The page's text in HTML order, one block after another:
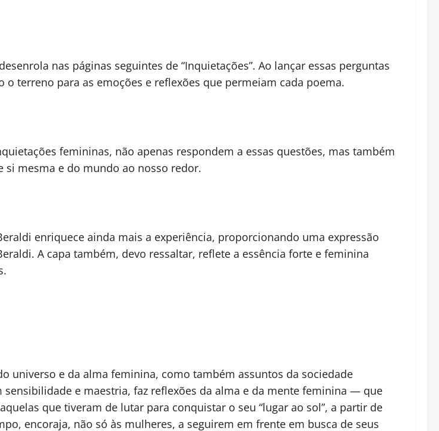
nas páginas seguintes de “Inquietações”. Ao lançar essas perguntas
terreno para as emoções e reflexões que permeiam cada poema.
femininas, não apenas respondem a essas questões, mas também
si mesma e do mundo ao nosso redor.
enriquece ainda mais a experiência, proporcionando uma expressão
A capa também, devo ressaltar, reflete a essência forte e feminina
universo e da alma feminina, como também assuntos da sociedade
e maestria, faz reflexões da alma e da mente feminina — que
que tiveram de lutar para conquistar o seu “lugar ao sol”, a partir de
encoraja, não só às mulheres, a seguirem em frente em busca de seus